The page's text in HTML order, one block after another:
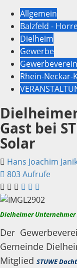
Allgemein
Balzfeld -
Dielheim
Gewerbe
Rhein-Neckar-
Gast bei
Solar
Hans Joachim
803 Aufrufe
Dielheimer Unternehmer
Der
Gemeinde
Mitglied STUWE